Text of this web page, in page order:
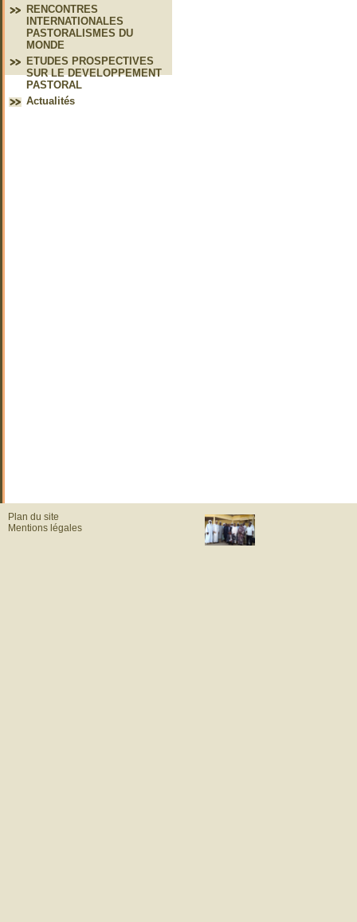
RENCONTRES
INTERNATIONALES
PASTORALISMES DU
MONDE
ETUDES PROSPECTIVES
SUR LE DEVELOPPEMENT
PASTORAL
Actualités
Plan du site
Mentions légales